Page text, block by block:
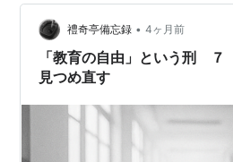
責任はどうなったのだ。そして、
のとしようとした担任や教頭、校
ままなのか。この事件、まだま
いと思う。少なくとも逃げ得とな
禮奇亭備忘録 • 4ヶ月前
「教育の自由」という刑
見つめ直す